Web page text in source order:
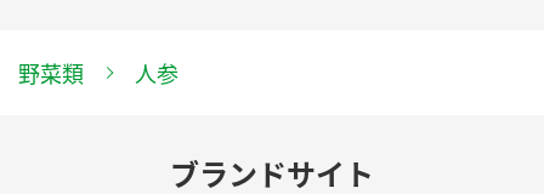
野菜類 人参
ブランドサイト